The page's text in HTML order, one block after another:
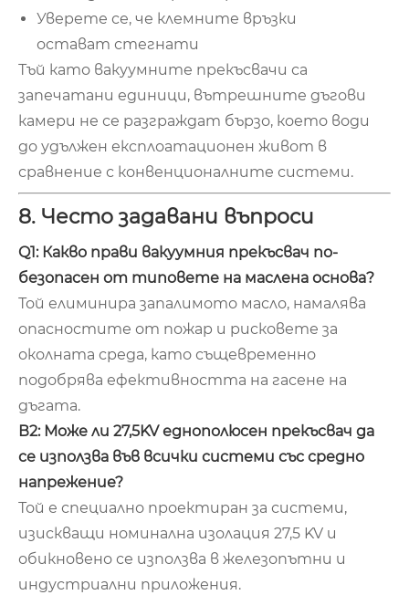
Уверете се, че клемните връзки
остават стегнати
Тъй като вакуумните прекъсвачи са
запечатани единици, вътрешните дъгови
камери не се разграждат бързо, което води
до удължен експлоатационен живот в
сравнение с конвенционалните системи.
8. Често задавани въпроси
Q1: Какво прави вакуумния прекъсвач по-
безопасен от типовете на маслена основа?
Той елиминира запалимото масло, намалява
опасностите от пожар и рисковете за
околната среда, като същевременно
подобрява ефективността на гасене на
дъгата.
В2: Може ли 27,5KV еднополюсен прекъсвач да
се използва във всички системи със средно
напрежение?
Той е специално проектиран за системи,
изискващи номинална изолация 27,5 KV и
обикновено се използва в железопътни и
индустриални приложения.